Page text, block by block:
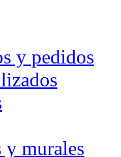
y pedidos
murales